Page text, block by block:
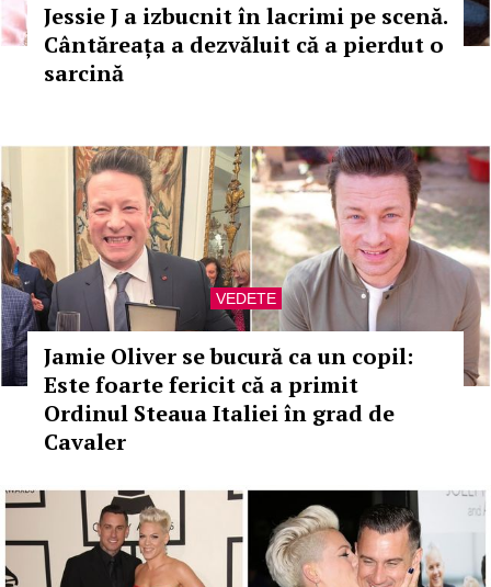
Jessie J a izbucnit în lacrimi pe scenă.
Cântăreața a dezvăluit că a pierdut o
sarcină
VEDETE
Jamie Oliver se bucură ca un copil:
Este foarte fericit că a primit
Ordinul Steaua Italiei în grad de
Cavaler